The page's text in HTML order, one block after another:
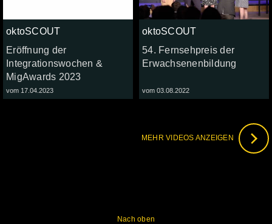
oktoSCOUT
Eröffnung der
Integrationswochen &
MigAwards 2023
vom 17.04.2023
oktoSCOUT
54. Fernsehpreis der
Erwachsenenbildung
vom 03.08.2022
MEHR VIDEOS ANZEIGEN
Nach oben